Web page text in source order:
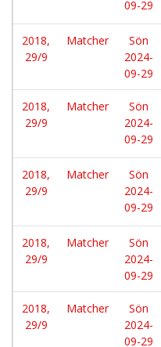
09-29
2018,
29/9
Matcher
Sön
2024-
09-29
2018,
29/9
Matcher
Sön
2024-
09-29
2018,
29/9
Matcher
Sön
2024-
09-29
2018,
29/9
Matcher
Sön
2024-
09-29
2018,
29/9
Matcher
Sön
2024-
09-29